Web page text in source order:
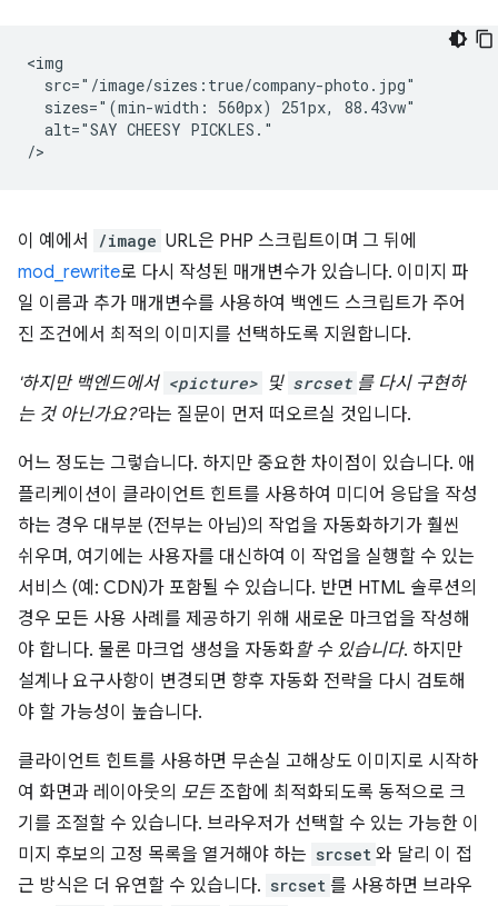
<img
  src="/image/sizes:true/company-photo.jpg"
  sizes="(min-width: 560px) 251px, 88.43vw"
  alt="SAY CHEESY PICKLES."
이 예에서 /image URL은 PHP 스크립트이며 그 뒤에
mod_rewrite로 다시 작성된 매개변수가 있습니다. 이미지 파
일 이름과 추가 매개변수를 사용하여 백엔드 스크립트가 주어
진 조건에서 최적의 이미지를 선택하도록 지원합니다.
'하지만 백엔드에서 <picture> 및 srcset 를 다시 구현하
는 것 아닌가요?'라는 질문이 먼저 떠오르실 것입니다.
어느 정도는 그렇습니다. 하지만 중요한 차이점이 있습니다. 애
플리케이션이 클라이언트 힌트를 사용하여 미디어 응답을 작성
하는 경우 대부분 (전부는 아님)의 작업을 자동화하기가 훨씬
쉬우며, 여기에는 사용자를 대신하여 이 작업을 실행할 수 있는
서비스 (예: CDN)가 포함될 수 있습니다. 반면 HTML 솔루션의
경우 모든 사용 사례를 제공하기 위해 새로운 마크업을 작성해
야 합니다. 물론 마크업 생성을 자동화할 수 있습니다. 하지만
설계나 요구사항이 변경되면 향후 자동화 전략을 다시 검토해
야 할 가능성이 높습니다.
클라이언트 힌트를 사용하면 무손실 고해상도 이미지로 시작하
여 화면과 레이아웃의 모든조합에 최적화되도록 동적으로 크
기를 조절할 수 있습니다. 브라우저가 선택할 수 있는 가능한 이
미지 후보의 고정 목록을 열거해야 하는 srcset 와 달리 이 접
근 방식은 더 유연할 수 있습니다. srcset 를 사용하면 브라우